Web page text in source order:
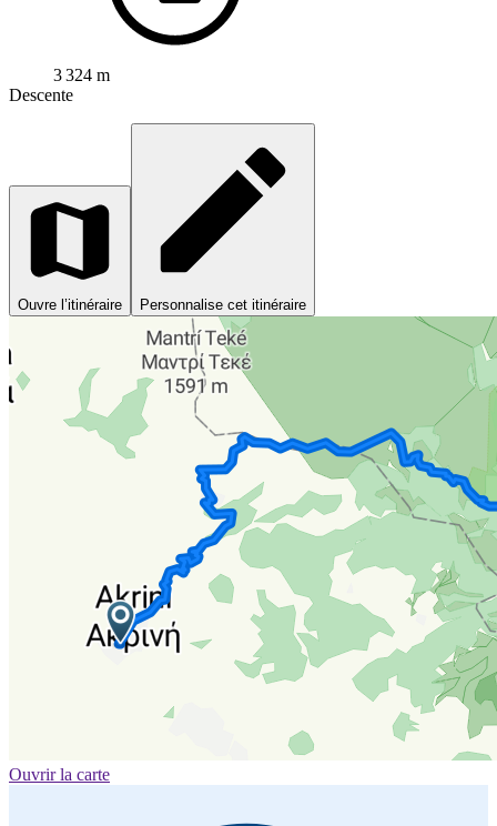
3 324 m
Descente
Ouvre l’itinéraire Personnalise cet itinéraire
Ouvrir la carte